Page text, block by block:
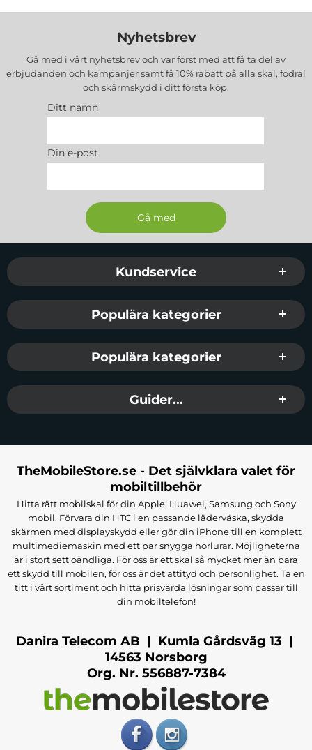
Nyhetsbrev
Gå med i vårt nyhetsbrev och var först med att få ta del av
erbjudanden och kampanjer samt få 10% rabatt på alla skal, fodral
och skärmskydd i ditt första köp.
Ditt namn
Din e-post
Sidfot Blandad info och länkar
Kundservice
Populära kategorier
Populära kategorier
Guider...
TheMobileStore.se - Det självklara valet för
mobiltillbehör
Hitta rätt mobilskal för din Apple, Huawei, Samsung och Sony
mobil. Förvara din HTC i en passande läderväska, skydda
skärmen med displayskydd eller gör din iPhone till en komplett
multimediemaskin med ett par snygga hörlurar. Möjligheterna
är i stort sett oändliga. För oss är ett skal så mycket mer än bara
ett skydd till mobilen, för oss är det attityd och personlighet. Ta en
titt i vårt sortiment och hitta prisvärda lösningar som passar till
din mobiltelefon!
Danira Telecom AB | Kumla Gårdsväg 13 |
14563 Norsborg
Org. Nr. 556887-7384